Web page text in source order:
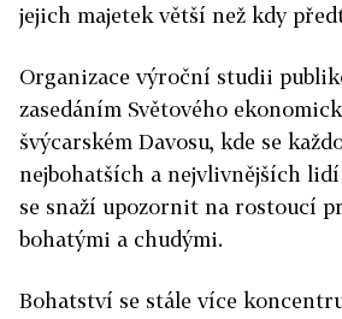
jejich majetek větší než kdy
Organizace výroční studii
zasedáním Světového
švýcarském Davosu, kde se
nejbohatších a nejvlivnějších lidí
se snaží upozornit na rostoucí
bohatými a chudými.
Bohatství se stále více